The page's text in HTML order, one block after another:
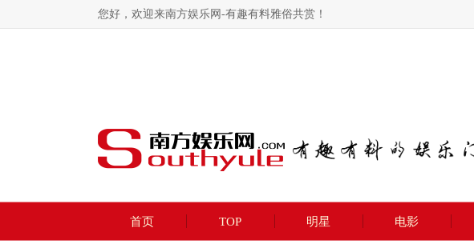
您好，欢迎来南方娱乐网-有趣有料雅俗共赏！
首页 TOP 明星 电影